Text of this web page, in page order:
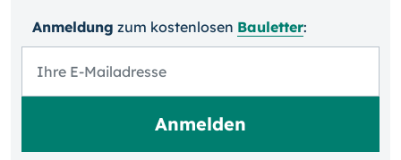
Anmeldung zum kosten­losen Bauletter: